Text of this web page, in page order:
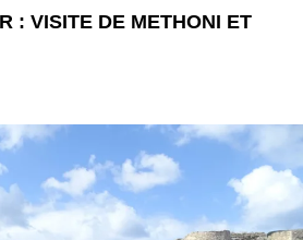
: VISITE DE METHONI ET